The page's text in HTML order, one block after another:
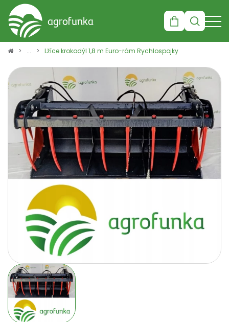
Košík
info:
Váš nákupní košík je
prázdný!
×
Lžíce krokodýl 1,8 m Euro-rám Rychlospojky